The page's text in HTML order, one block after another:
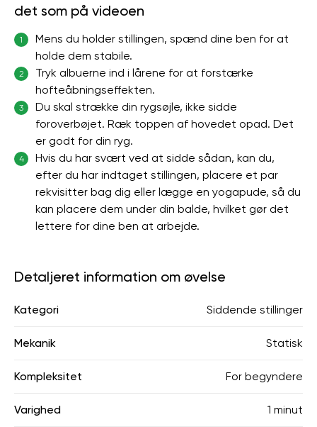
det som på videoen
1
Mens du holder stillingen, spænd dine ben for at
holde dem stabile.
2
Tryk albuerne ind i lårene for at forstærke
hofteåbningseffekten.
3
Du skal strække din rygsøjle, ikke sidde
foroverbøjet. Ræk toppen af ​​hovedet opad. Det
er godt for din ryg.
4
Hvis du har svært ved at sidde sådan, kan du,
efter du har indtaget stillingen, placere et par
rekvisitter bag dig eller lægge en yogapude, så du
kan placere dem under din balde, hvilket gør det
lettere for dine ben at arbejde.
Detaljeret information om øvelse
Kategori Siddende stillinger
Mekanik Statisk
Kompleksitet For begyndere
Varighed 1 minut